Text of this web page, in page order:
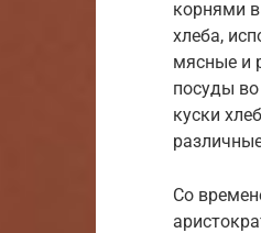
корнями
хлеба,
мясные и
посуды
куски
Со